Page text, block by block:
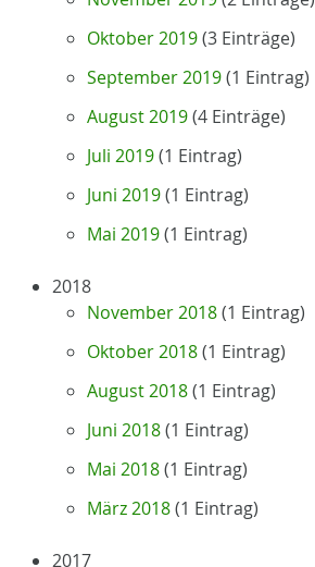
Oktober 2019(3 Einträge)
September 2019(1 Eintrag)
August 2019(4 Einträge)
Juli 2019(1 Eintrag)
Juni 2019(1 Eintrag)
Mai 2019(1 Eintrag)
2018
November 2018(1 Eintrag)
Oktober 2018(1 Eintrag)
August 2018(1 Eintrag)
Juni 2018(1 Eintrag)
Mai 2018(1 Eintrag)
März 2018(1 Eintrag)
2017